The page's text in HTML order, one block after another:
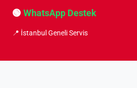
🟢 WhatsApp Destek
📍 İstanbul Geneli Servis